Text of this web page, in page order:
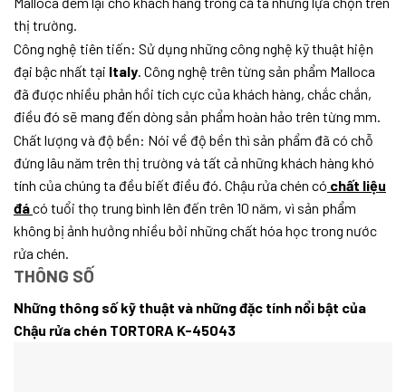
thị trường.
Công nghệ tiên tiến: Sử dụng những công nghệ kỹ thuật hiện
đại bậc nhất tại Italy. Công nghệ trên từng sản phẩm Malloca
đã được nhiều phản hồi tích cực của khách hàng, chắc chắn,
điều đó sẽ mang đến dòng sản phẩm hoàn hảo trên từng mm.
Chất lượng và độ bền: Nói về độ bền thì sản phẩm đã có chỗ
đứng lâu năm trên thị trường và tất cả những khách hàng khó
tính của chúng ta đều biết điều đó. Chậu rửa chén có chất liệu
đácó tuổi thọ trung bình lên đến trên 10 năm, vì sản phẩm
không bị ảnh hưởng nhiều bởi những chất hóa học trong nước
rửa chén.
THÔNG SỐ
Những thông số kỹ thuật và những đặc tính nổi bật của
Chậu rửa chén TORTORA K-45043